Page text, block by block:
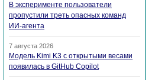
В эксперименте пользователи
пропустили треть опасных команд
ИИ-агента
7 августа 2026
Модель Kimi K3 с открытыми весами
появилась в GitHub Copilot